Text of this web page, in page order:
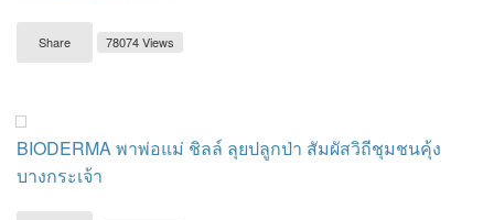
Share 78074 Views
BIODERMA พาพ่อแม่ ชิลล์ ลุยปลูกป่า สัมผัสวิถีชุมชนคุ้ง
บางกระเจ้า